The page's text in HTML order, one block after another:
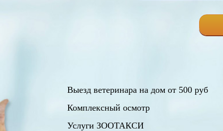
Выезд ветеринара на дом от 500 руб
Комплексный осмотр
Услуги ЗООТАКСИ